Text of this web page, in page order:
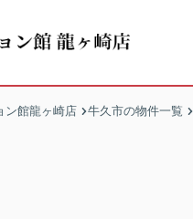
ン館龍ヶ崎店 牛久市の物件一覧